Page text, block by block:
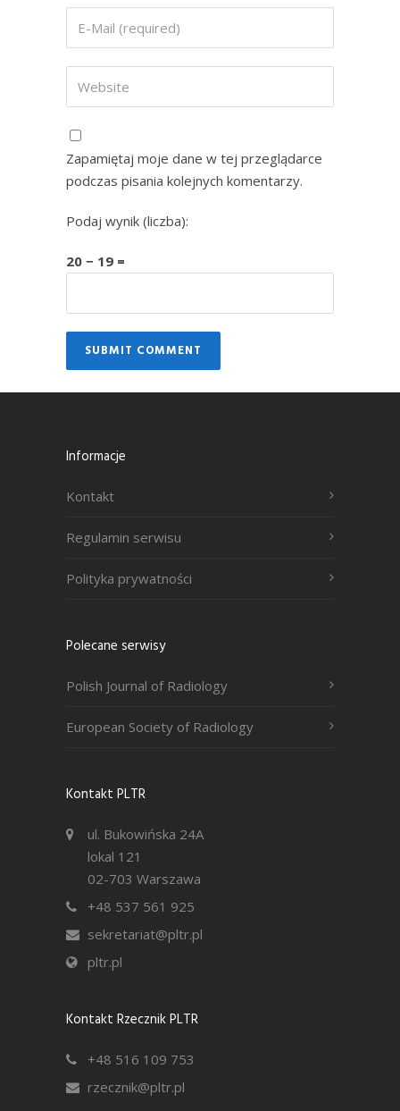
Zapamiętaj moje dane w tej przeglądarce
podczas pisania kolejnych komentarzy.
Podaj wynik (liczba):
20 − 19 =
Informacje
Kontakt
Regulamin serwisu
Polityka prywatności
Polecane serwisy
Polish Journal of Radiology
European Society of Radiology
Kontakt PLTR
ul. Bukowińska 24A
lokal 121
02-703 Warszawa
+48 537 561 925
sekretariat@pltr.pl
pltr.pl
Kontakt Rzecznik PLTR
+48 516 109 753
rzecznik@pltr.pl